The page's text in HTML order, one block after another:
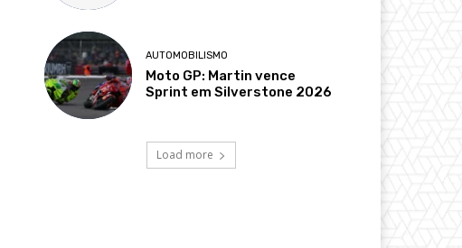
AUTOMOBILISMO
Moto GP: Martin vence
Sprint em Silverstone 2026
Load more